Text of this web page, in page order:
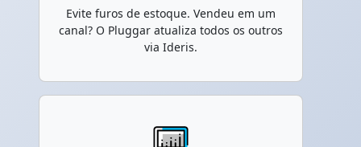
Evite furos de estoque. Vendeu em um
canal? O Pluggar atualiza todos os outros
via Ideris.